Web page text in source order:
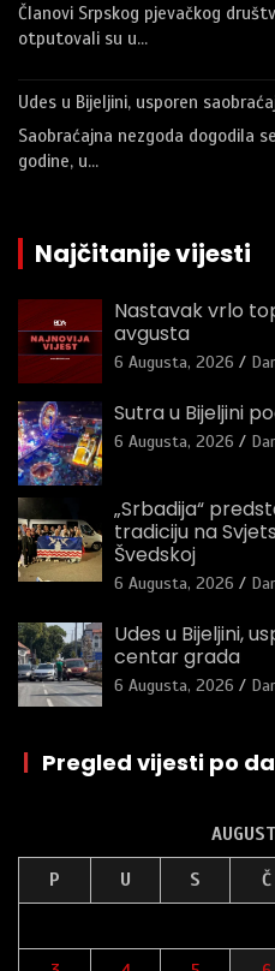
Članovi Srpskog pjevačkog
otputovali su u…
Udes u Bijeljini, usporen
Saobraćajna nezgoda dogodila
godine, u…
Najčitanije vijesti
Nastavak vrlo
avgusta
6 Augusta, 2026
Sutra u Bijeljini
6 Augusta, 2026
„Srbadija“
tradiciju na
Švedskoj
6 Augusta, 2026
Udes u Bijeljini,
centar grada
6 Augusta, 2026
| Pregled vijesti po
P U S Č